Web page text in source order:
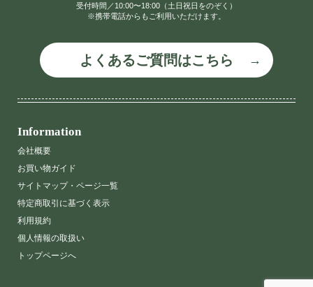
受付時間／10:00〜18:00（土日祝日をのぞく）
※携帯電話からもご利用いただけます。
よくあるご質問はこちら
Information
会社概要
お買い物ガイド
サイトマップ・ページ一覧
特定商取引に基づく表示
利用規約
個人情報の取扱い
トップページへ